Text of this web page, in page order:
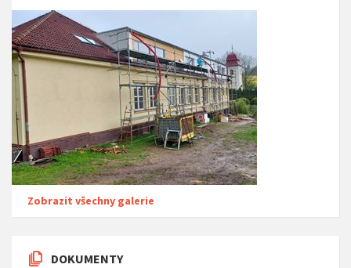
Zobrazit všechny galerie
DOKUMENTY